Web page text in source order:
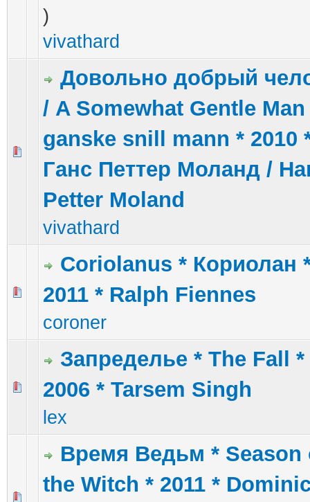
)
vivathard
Довольно добрый
/ A Somewhat Gentle
ganske snill mann * 2010
Ганс Петтер Моланд /
Petter Moland
vivathard
Coriolanus * Кориолан
2011 * Ralph Fiennes
coroner
1 голос(ов) - 5 из 5 в среднем
123 5
Запределье * The Fall *
2006 * Tarsem Singh
lex
3 голос(ов) - 5 из 5 в среднем
12345
Время Ведьм * Season
the Witch * 2011 *